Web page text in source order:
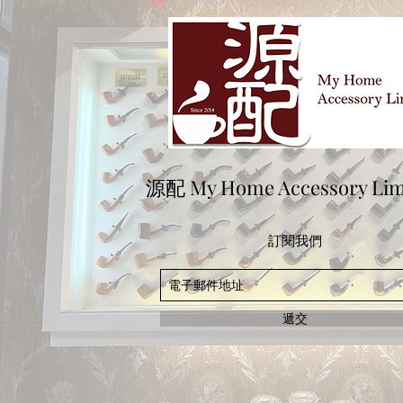
源配 My Home Accessory
訂閱我們
遞交